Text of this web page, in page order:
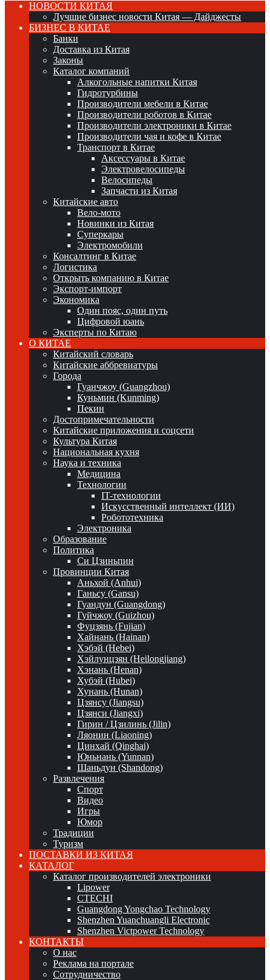
НОВОСТИ КИТАЯ
Лучшие бизнес новости Китая — Дайджесты
БИЗНЕС В КИТАЕ
Банки
Доставка из Китая
Законы
Каталог компаний
Алкогольные напитки Китая
Гидротурбины
Производители мебели в Китае
Производители роботов в Китае
Производители электроники в Китае
Производители чая и кофе в Китае
Транспорт в Китае
Аксессуары в Китае
Электровелосипеды
Велосипеды
Запчасти из Китая
Китайские авто
Вело-мото
Новинки из Китая
Суперкары
Электромобили
Консалтинг в Китае
Логистика
Открыть компанию в Китае
Экспорт-импорт
Экономика
Один пояс, один путь
Цифровой юань
Эксперты по Китаю
О КИТАЕ
Китайский словарь
Китайские аббревиатуры
Города
Гуанчжоу (Guangzhou)
Куньмин (Kunming)
Пекин
Достопримечательности
Китайские приложения и соцсети
Культура Китая
Национальная кухня
Наука и техника
Медицина
Технологии
IT-технологии
Искусственный интеллект (ИИ)
Робототехника
Электроника
Образование
Политика
Си Цзиньпин
Провинции Китая
Аньхой (Anhui)
Ганьсу (Gansu)
Гуандун (Guangdong)
Гуйчжоу (Guizhou)
Фуцзянь (Fujian)
Хайнань (Hainan)
Хэбэй (Hebei)
Хэйлунцзян (Heilongjiang)
Хэнань (Henan)
Хубэй (Hubei)
Хунань (Hunan)
Цзянсу (Jiangsu)
Цзянси (Jiangxi)
Гирин / Цзилинь (Jilin)
Ляонин (Liaoning)
Цинхай (Qinghai)
Юньнань (Yunnan)
Шаньдун (Shandong)
Развлечения
Спорт
Видео
Игры
Юмор
Традиции
Туризм
ПОСТАВКИ ИЗ КИТАЯ
КАТАЛОГ
Каталог производителей электроники
Lipower
CTECHI
Guangdong Yongchao Technology
Shenzhen Yuanchuangli Electronic
Shenzhen Victpower Technology
КОНТАКТЫ
О нас
Реклама на портале
Сотрудничество